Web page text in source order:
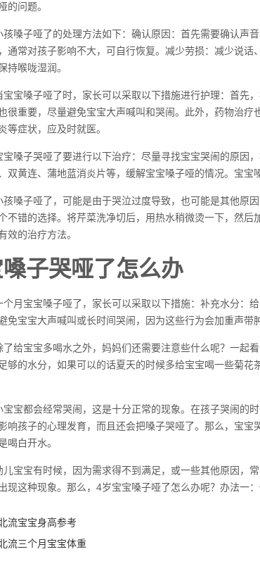
的问题。
孩嗓子哑了的处理方法如下：确认原因：首先需要确认声
通常对孩子影响不大，可自行恢复。减少劳损：减少说
持喉咙湿润。
宝宝嗓子哑了时，家长可以采取以下措施进行护理：首先
很重要，尽量避免宝宝大声喊叫和哭闹。此外，药物治
等症状，应及时就医。
宝嗓子哭哑了要进行以下治疗：尽量寻找宝宝哭闹的原因
双黄连、蒲地蓝消炎片等，缓解宝宝嗓子哑的情况。宝宝
孩嗓子哑了，可能是由于哭泣过度导致，也可能是其他原
不错的选择。将芹菜洗净切后，用热水稍微烫一下，然
效的治疗方法。
子哭哑了怎么办
个月宝宝嗓子哑了，家长可以采取以下措施：补充水分：
免宝宝大声喊叫或长时间哭闹，因为这些行为会加重声带
了给宝宝多喝水之外，妈妈们还需要注意些什么呢？一起
够的水分，如果可以的话夏天的时候多给宝宝喝一些菊
宝宝都会经常哭闹，这是十分正常的现象。在孩子哭闹的
响孩子的心理发育，而且还会把嗓子哭哑了。那么，宝
喝白开水。
儿宝宝有时候，因为需求得不到满足，或一些其他原因，
现这种现象。那么，4岁宝宝嗓子哑了怎么办呢？办法一：
流宝宝身高参考
流三个月宝宝体重